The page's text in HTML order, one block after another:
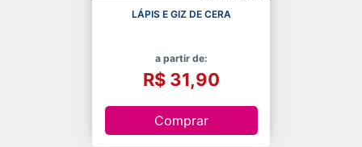
LÁPIS E GIZ DE CERA
a partir de:
R$ 31,90
Comprar